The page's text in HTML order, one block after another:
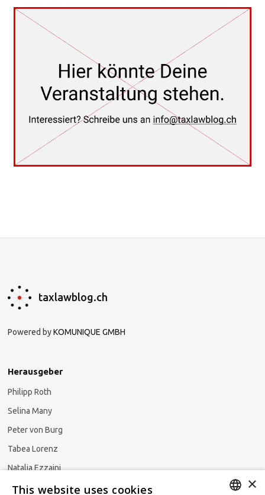
taxlawblog.ch
Powered byKOMUNIQUE GMBH
Herausgeber
Philipp Roth
Selina Many
Peter von Burg
Tabea Lorenz
Natalja Ezzaini
×
This website uses cookies